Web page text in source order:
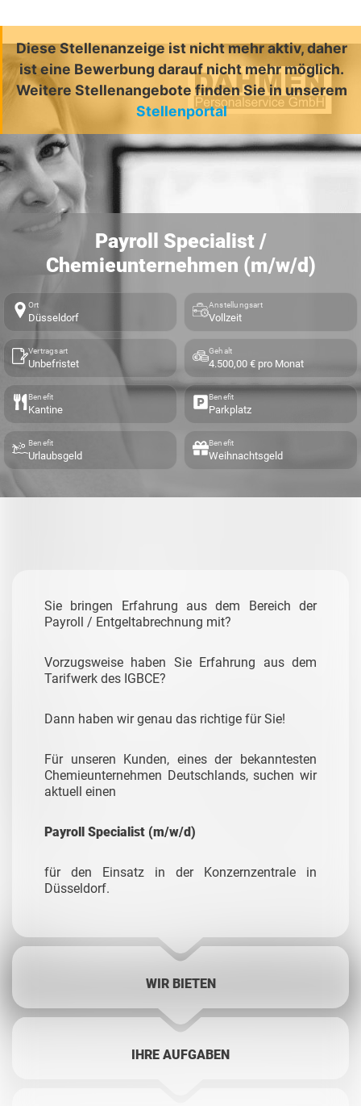
Diese Stellenanzeige ist nicht mehr aktiv, daher
ist eine Bewerbung darauf nicht mehr möglich.
Weitere Stellenangebote finden Sie in unserem
Stellenportal
Payroll Specialist /
Chemieunternehmen (m/w/d)
Ort
Düsseldorf
Anstellungsart
Vollzeit
Vertragsart
Unbefristet
Gehalt
4.500,00 € pro Monat
Benefit
Kantine
Benefit
Parkplatz
Benefit
Urlaubsgeld
Benefit
Weihnachtsgeld
Sie bringen Erfahrung aus dem Bereich der
Payroll / Entgeltabrechnung mit?
Vorzugsweise haben Sie Erfahrung aus dem
Tarifwerk des IGBCE?
Dann haben wir genau das richtige für Sie!
Für unseren Kunden, eines der bekanntesten
Chemieunternehmen Deutschlands, suchen wir
aktuell einen
Payroll Specialist (m/w/d)
für den Einsatz in der Konzernzentrale in
Düsseldorf.
WIR BIETEN
IHRE AUFGABEN